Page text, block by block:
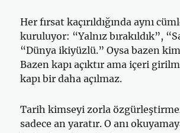
Her fırsat kaçırıldığında aynı
kuruluyor: “Yalnız bırakıldık”,
“Dünya ikiyüzlü.” Oysa bazen
Bazen kapı açıktır ama içeri
kapı bir daha açılmaz.
Tarih kimseyi zorla
sadece an yaratır. O anı